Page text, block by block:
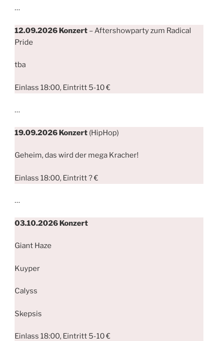
…
12.09.2026 Konzert – Aftershowparty zum Radical
Pride
tba
Einlass 18:00, Eintritt 5-10 €
…
19.09.2026 Konzert (HipHop)
Geheim, das wird der mega Kracher!
Einlass 18:00, Eintritt ? €
…
03.10.2026 Konzert
Giant Haze
Kuyper
Calyss
Skepsis
Einlass 18:00, Eintritt 5-10 €